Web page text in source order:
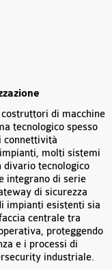
di macchine
tecnologico spesso
connettività
molti sistemi
divario tecnologico
integrano di serie
di sicurezza
impianti esistenti sia
centrale tra
proteggendo
e i processi di
industriale.